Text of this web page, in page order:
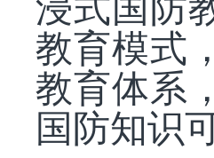
浸式国防
教育模式
教育体系
国防知识